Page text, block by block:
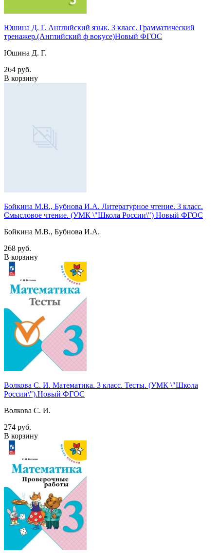
Юшина Д. Г. Английский язык. 3 класс. Грамматический
тренажер.(Английский ф вокусе)Новый ФГОС
Юшина Д. Г.
264 руб.
В корзину
Бойкина М.В., Бубнова И.А. Литературное чтение. 3 класс.
Смысловое чтение. (УМК \"Школа России\") Новый ФГОС
Бойкина М.В., Бубнова И.А.
268 руб.
В корзину
Волкова С. И. Математика. 3 класс. Тесты. (УМК \"Школа
России\").Новый ФГОС
Волкова С. И.
274 руб.
В корзину